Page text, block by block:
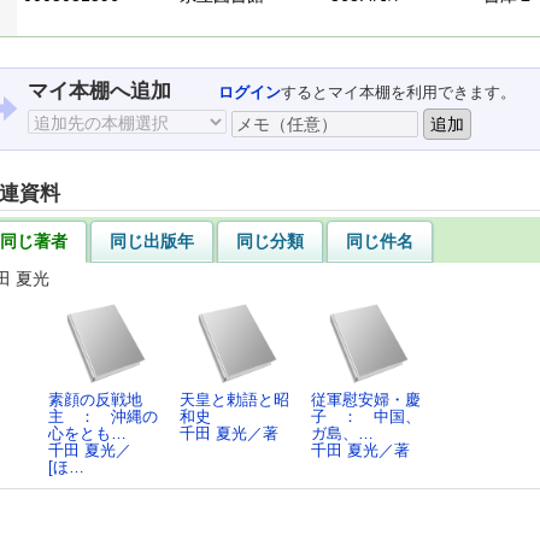
マイ本棚へ追加 ログインするとマイ本棚を利用できます。
資料
同じ著者 同じ出版年 同じ分類
同じ件名
夏光
素顔の反戦地
主 ： 沖縄の
心をとも…
千田 夏光／
[ほ…
天皇と勅語と昭
和史
千田 夏光／著
従軍慰安婦・慶
子 ： 中国、
ガ島、…
千田 夏光／著